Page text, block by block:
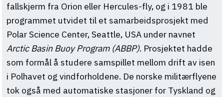
fallskjerm fra Orion eller Hercules-fly, og i 1981 ble
programmet utvidet til et samarbeidsprosjekt med
Polar Science Center, Seattle, USA under navnet
Arctic Basin Buoy Program (ABBP). Prosjektet hadde
som formål å studere samspillet mellom drift av isen
i Polhavet og vindforholdene. De norske militærflyene
tok også med automatiske stasjoner for Tyskland og